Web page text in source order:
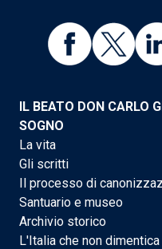
IL BEATO DON CARLO
SOGNO
La vita
Gli scritti
Il processo di
Santuario e museo
Archivio storico
L'Italia che non dimentica